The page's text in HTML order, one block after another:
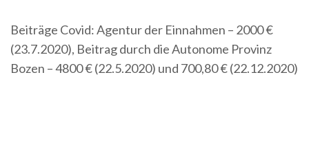
Beiträge Covid: Agentur der Einnahmen – 2000 €
(23.7.2020), Beitrag durch die Autonome Provinz
Bozen – 4800 € (22.5.2020) und 700,80 € (22.12.2020)